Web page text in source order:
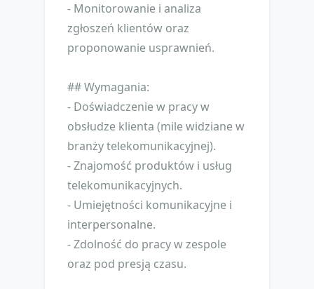
- Monitorowanie i analiza
zgłoszeń klientów oraz
proponowanie usprawnień.
## Wymagania:
- Doświadczenie w pracy w
obsłudze klienta (mile widziane w
branży telekomunikacyjnej).
- Znajomość produktów i usług
telekomunikacyjnych.
- Umiejętności komunikacyjne i
interpersonalne.
- Zdolność do pracy w zespole
oraz pod presją czasu.